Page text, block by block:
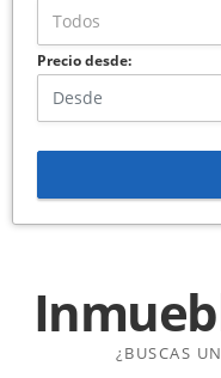
Todos
Precio desde:
¿BUSCAS